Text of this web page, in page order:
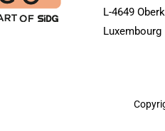
L-4649
Luxembourg